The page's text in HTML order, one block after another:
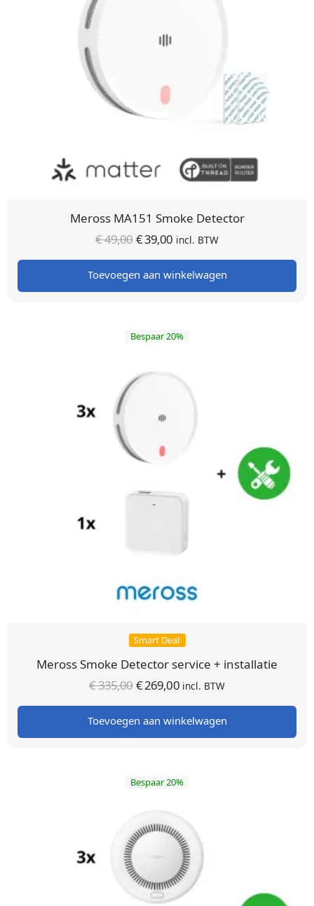
Meross MA151 Smoke Detector
€49,00Oorspronkelijke
prijs was:
€ 49,00.
€39,00 Huidige
prijs is:
€ 39,00.
incl. BTW
Toevoegen aan winkelwagen
Bespaar 20%
Smart Deal
Meross Smoke Detector service + installatie
€335,00Oorspronkelijke
prijs was:
€ 335,00.
€269,00 Huidige
prijs is:
€ 269,00.
incl. BTW
Toevoegen aan winkelwagen
Bespaar 20%